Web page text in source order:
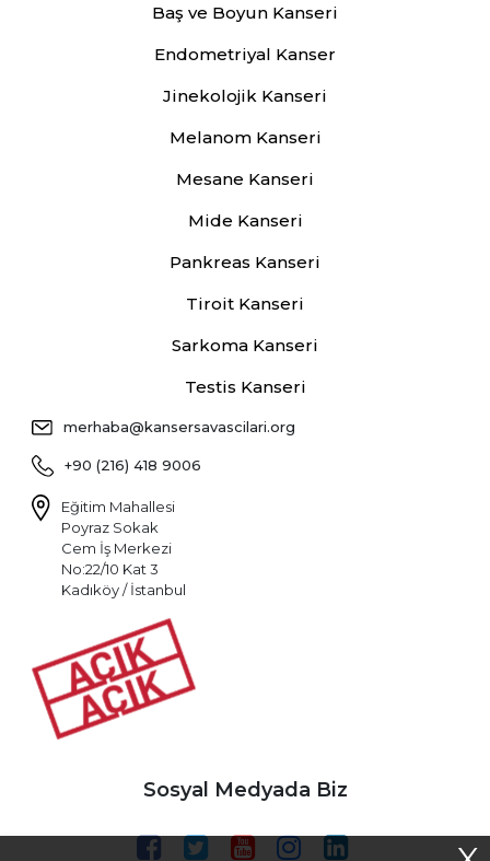
Baş ve Boyun Kanseri
Endometriyal Kanser
Jinekolojik Kanseri
Melanom Kanseri
Mesane Kanseri
Mide Kanseri
Pankreas Kanseri
Tiroit Kanseri
Sarkoma Kanseri
Testis Kanseri
merhaba@kansersavascilari.org
+90 (216) 418 9006
Eğitim Mahallesi
Poyraz Sokak
Cem İş Merkezi
No:22/10 Kat 3
Kadıköy / İstanbul
Sosyal Medyada Biz